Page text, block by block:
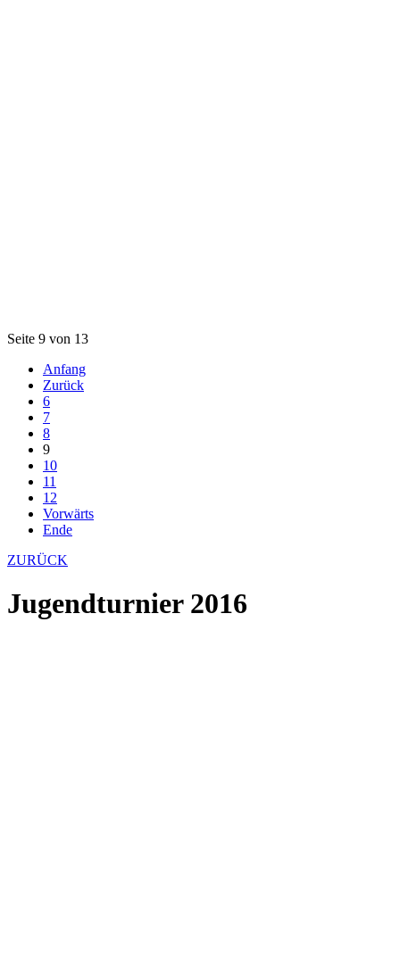
Seite 9 von 13
Anfang
Zurück
6
7
8
9
10
11
12
Vorwärts
Ende
ZURÜCK
Jugendturnier 2016